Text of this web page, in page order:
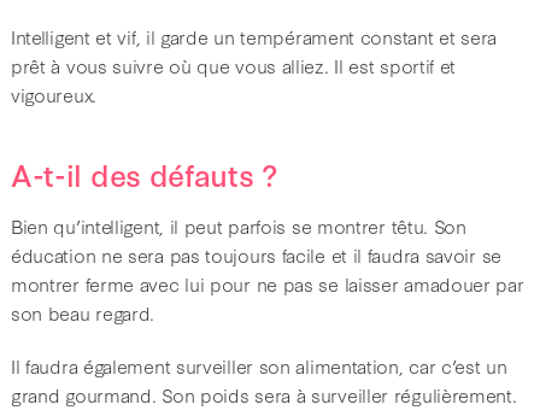
Intelligent et vif, il garde un tempérament constant et sera
prêt à vous suivre où que vous alliez. Il est sportif et
vigoureux.
A-t-il des défauts ?
Bien qu’intelligent, il peut parfois se montrer têtu. Son
éducation ne sera pas toujours facile et il faudra savoir se
montrer ferme avec lui pour ne pas se laisser amadouer par
son beau regard.
Il faudra également surveiller son alimentation, car c’est un
grand gourmand. Son poids sera à surveiller régulièrement.